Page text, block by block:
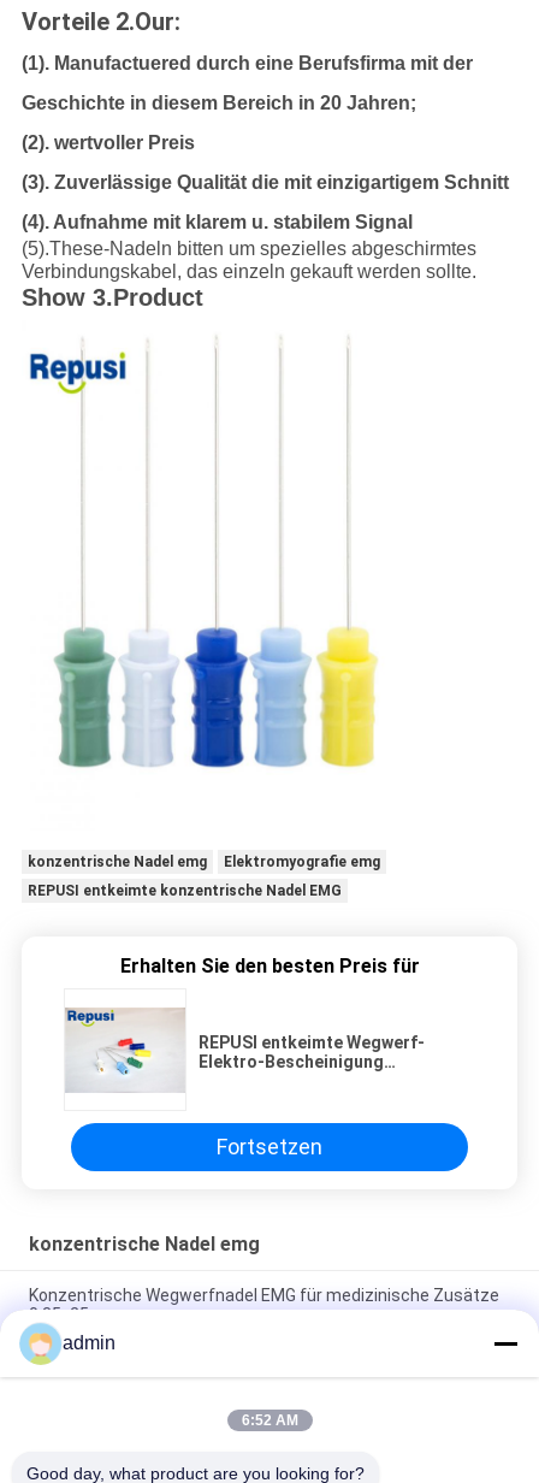
Vorteile 2.Our:
(1). Manufactuered durch eine Berufsfirma mit der
Geschichte in diesem Bereich in 20 Jahren;
(2). wertvoller Preis
(3). Zuverlässige Qualität die mit einzigartigem Schnitt
(4). Aufnahme mit klarem u. stabilem Signal
(5).These-Nadeln bitten um spezielles abgeschirmtes
Verbindungskabel, das einzeln gekauft werden sollte.
Show 3.Product
konzentrische Nadel emg
Elektromyografie emg
REPUSI entkeimte konzentrische Nadel EMG
Erhalten Sie den besten Preis für
REPUSI entkeimte Wegwerf-
Elektro-Bescheinigung
Fortsetzen
konzentrische Nadel emg
Konzentrische Wegwerfnadel EMG für medizinische Zusätze
0.35x25mm
EMG-Nadelelektroden Konzentralelektroden für die
Aufzeichnung und Analyse von EMG-Signalen
Konzentrische schärfere Wegwerfnadeln Repusi EMG mit 6
admin
6:52 AM
Good day, what product are you looking for?